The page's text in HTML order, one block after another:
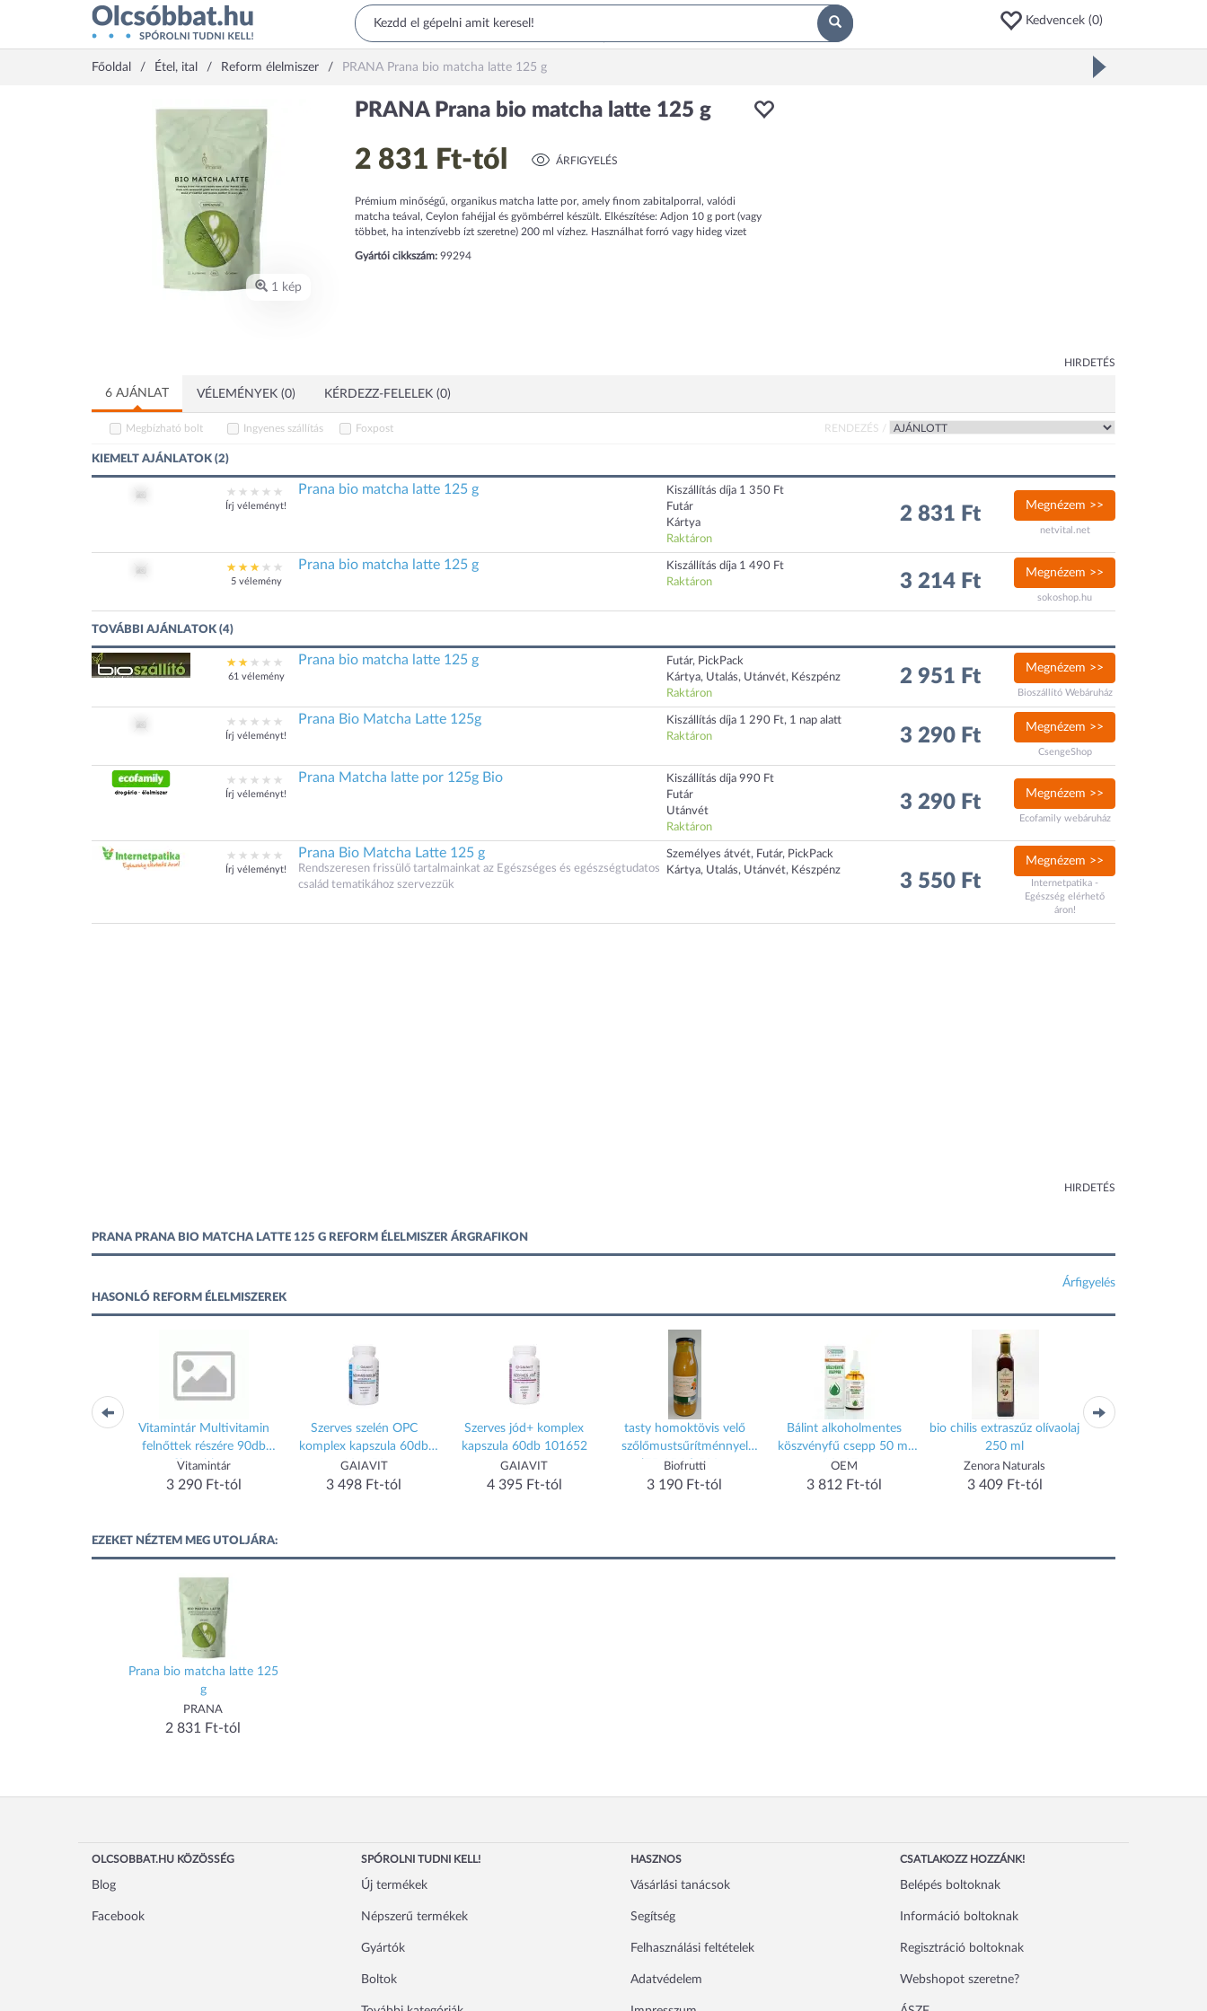
Kedvencek (0)
Főoldal Étel, ital Reform élelmiszer PRANA Prana bio matcha latte 125 g
1 kép
PRANA Prana bio matcha latte 125 g
2 831 Ft-tól ÁRFIGYELÉS
Prémium minőségű, organikus matcha latte por, amely finom zabitalporral, valódi
matcha teával, Ceylon fahéjjal és gyömbérrel készült. Elkészítése: Adjon 10 g port (vagy
többet, ha intenzívebb ízt szeretne) 200 ml vízhez. Használhat forró vagy hideg vizet
Gyártói cikkszám:99294
HIRDETÉS
6 AJÁNLAT VÉLEMÉNYEK (0) KÉRDEZZ-FELELEK (0)
Megbízható bolt Ingyenes szállítás Foxpost RENDEZÉS /
KIEMELT AJÁNLATOK (2)
Írj véleményt!
Prana bio matcha latte 125 g
Kiszállítás díja 1 350 Ft
Futár
Kártya
Raktáron
2 831 Ft Megnézem >>
netvital.net
5 vélemény
Prana bio matcha latte 125 g
Kiszállítás díja 1 490 Ft
Raktáron
3 214 Ft Megnézem >>
sokoshop.hu
TOVÁBBI AJÁNLATOK (4)
61 vélemény
Prana bio matcha latte 125 g
Futár, PickPack
Kártya, Utalás, Utánvét, Készpénz
Raktáron
2 951 Ft Megnézem >>
Bioszállító Webáruház
Írj véleményt!
Prana Bio Matcha Latte 125g
Kiszállítás díja 1 290 Ft, 1 nap alatt
Raktáron
3 290 Ft Megnézem >>
CsengeShop
Írj véleményt!
Prana Matcha latte por 125g Bio
Kiszállítás díja 990 Ft
Futár
Utánvét
Raktáron
3 290 Ft Megnézem >>
Ecofamily webáruház
Írj véleményt!
Prana Bio Matcha Latte 125 g
Rendszeresen frissülő tartalmainkat az Egészséges és egészségtudatos
család tematikához szervezzük
Személyes átvét, Futár, PickPack
Kártya, Utalás, Utánvét, Készpénz
3 550 Ft
Megnézem >>
Internetpatika -
Egészség elérhető
áron!
HIRDETÉS
PRANA PRANA BIO MATCHA LATTE 125 G REFORM ÉLELMISZER ÁRGRAFIKON
Árfigyelés
HASONLÓ REFORM ÉLELMISZEREK
Multivitamin 50
Vitamintár Multivitamin
felnőttek részére 90db
filmtabletta
Vitamintár
3 290 Ft-tól
Szerves szelén OPC
komplex kapszula 60db
101653
GAIAVIT
3 498 Ft-tól
Szerves jód+ komplex
kapszula 60db 101652
GAIAVIT
4 395 Ft-tól
tasty homoktövis velő
szőlőmustsűrítménnyel
(75-25 %) 530 g
Biofrutti
3 190 Ft-tól
Bálint alkoholmentes
köszvényfű csepp 50 ml
101871
OEM
3 812 Ft-tól
bio chilis extraszűz olívaolaj
250 ml
Zenora Naturals
3 409 Ft-tól
bio kókuszolaj
EZEKET NÉZTEM MEG UTOLJÁRA:
Prana bio matcha latte 125
g
PRANA
2 831 Ft-tól
OLCSOBBAT.HU KÖZÖSSÉG
Blog
Facebook
SPÓROLNI TUDNI KELL!
Új termékek
Népszerű termékek
Gyártók
Boltok
HASZNOS
Vásárlási tanácsok
Segítség
Felhasználási feltételek
Adatvédelem
CSATLAKOZZ HOZZÁNK!
Belépés boltoknak
Információ boltoknak
Regisztráció boltoknak
Webshopot szeretne?